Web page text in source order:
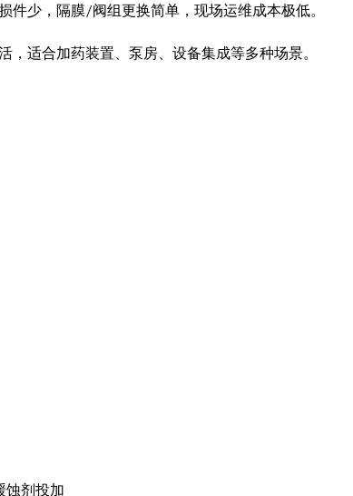
件少，隔膜/阀组更换简单，现场运维成本极低。
适合加药装置、泵房、设备集成等多种场景。
蚀剂投加